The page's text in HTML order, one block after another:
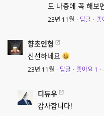
도 나중에 꼭 해보
23년 11월 · 답글 · 좋
향초인형
신선하네요
23년 11월 · 답글 · 좋아요 1 ·
디듀우
감사합니다!